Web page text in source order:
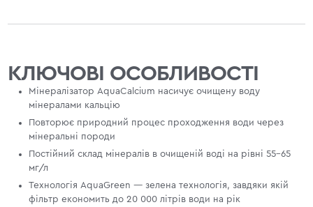
КЛЮЧОВІ ОСОБЛИВОСТІ
Мінералізатор AquaCalcium насичує очищену воду
мінералами кальцію
Повторює природний процес проходження води через
мінеральні породи
Постійний склад мінералів в очищеній воді на рівні 55-65
мг/л
Технологія AquaGreen — зелена технологія, завдяки якій
фільтр економить до 20 000 літрів води на рік